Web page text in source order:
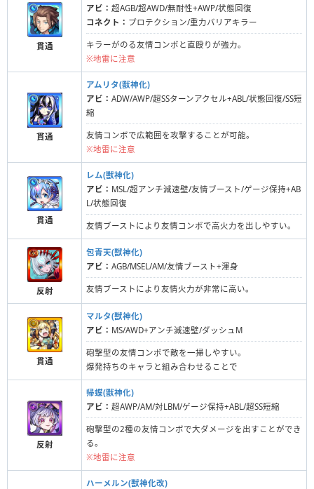
貫通
アビ： 超AGB/超AWD/無耐性+AWP/状態回復
コネクト： プロテクション/重力バリアキラー
キラーがのる友情コンボと直殴りが強力。
※地雷に注意
貫通
アムリタ(獣神化)
アビ： ADW/AWP/超SSターンアクセル+ABL/状態回復/SS短
縮
友情コンボで広範囲を攻撃することが可能。
※地雷に注意
貫通
レム(獣神化)
アビ： MSL/超アンチ減速壁/友情ブースト/ゲージ保持+AB
L/状態回復
友情ブーストにより友情コンボで高火力を出しやすい。
反射
包青天(獣神化)
アビ： AGB/MSEL/AM/友情ブースト+渾身
友情ブーストにより友情火力が非常に高い。
貫通
マルタ(獣神化)
アビ： MS/AWD+アンチ減速壁/ダッシュM
砲撃型の友情コンボで敵を一掃しやすい。
爆発持ちのキャラと組み合わせることで
反射
帰蝶(獣神化)
アビ： 超AWP/AM/対LBM/ゲージ保持+ABL/超SS短縮
砲撃型の2種の友情コンボで大ダメージを出すことができ
る。
※地雷に注意
ハーメルン(獣神化改)